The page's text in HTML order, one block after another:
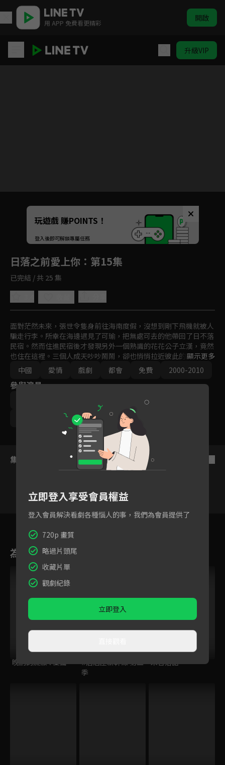
用 APP 免費看更精彩 開啟
升級VIP
Unmute
如有不便請見諒
玩遊戲 賺POINTS！
登入後即可解鎖專屬任務
日落之前愛上你 ：第15集
已完結 / 共 25 集
面對茫然未來，張世令隻身前往海南度假，沒想到剛下飛機就被人
騙走行李。所幸在海邊遇見了可瑜，把無處可去的他帶回了日不落
民宿。然而住進民宿後才發現另外一個熟識的花花公子立漢，竟然
也住在這裡。三個人成天吵吵鬧鬧，卻也悄悄拉近彼此的距離，成
為感情深厚的好朋友。
顯示更多
中國
愛情 戲劇 都會 免費 2000-2010
參與演員
藍正龍
集數列表
13 14 15 16 17
為您推薦
VIP
晚酌的流派4 夏篇
#居酒屋新幹線 第二
季
朱音落語
立即登入享受會員權益
登入會員解決看劇各種惱人的事，我們為會員提供了
720p 畫質
略過片頭尾
收藏片單
觀劇紀錄
立即登入